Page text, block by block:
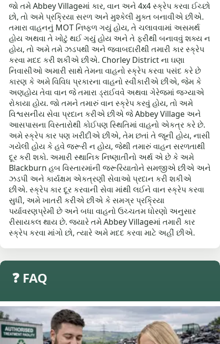
જો તમે Abbey Villageમાં કાર, વાન અને 4x4 સ્ક્રેપ કરવા ઈચ્છો
છો, તો અમે પ્રક્રિયા સરળ અને મુશ્કેલી મુક્ત બનાવીએ છીએ.
તમારા વાહનનું MOT નિષ્ફળ ગયું હોય, તે ચલાવવામાં અસમર્થ
હોય અથવા તે ખોટું થઈ ગયું હોય અને તે ફરીથી બનાવવું શક્ય ન
હોય, તો અમે તમે ઝડપથી અને જવાબદારીથી તમારી કાર સ્ક્રેપ
કરવા મદદ કરી શકીએ છીએ. Chorley District ના ઘણા
નિવાસીઓ અમારી સાથે તેમના વાહનો સ્ક્રેપ કરવા પસંદ કરે છે
કારણ કે અમે વિવિધ પ્રકારના વાહનો સ્વીકારીએ છીએ, જેમ કે
અણહોય તેવા વાન જે તમારા ડ્રાઈવવે અથવા ગેરેજમાં જગ્યાએ
રોકાયા હોય. જો તમને તમારું વાન સ્ક્રેપ કરવું હોય, તો અમે
વિશ્વસનીય સેવા પ્રદાન કરીએ છીએ જે Abbey Village અને
આસપાસના વિસ્તારોથી કોઈપણ સ્થિતિમાં વાહનો એકત્ર કરે છે.
અમે સ્ક્રેપ કાર પણ ખરીદીએ છીએ, તેમ છતાં તે જૂની હોય, નાસી
ગયેલી હોય કે હવે જરૂરી ન હોય, જેથી તમારું વાહન સરળતાથી
દૂર કરી શકો. અમારી સ્થાનિક નિષ્ણાતીનો અર્થ એ છે કે અમે
Blackburn હબ વિસ્તારમાંની જરૂરિયાતોને સમજીએ છીએ અને
ઝડપી અને કાર્યક્ષમ એકત્રણી સેવાઓ પ્રદાન કરી શકીએ
છીએ. સ્ક્રેપ કાર દૂર કરવાની સેવા માંથી લઈને વાન સ્ક્રેપ કરવા
સુધી, અમે ખાતરી કરીએ છીએ કે સમગ્ર પ્રક્રિયા
પર્યાવરણપ્રેમી છે અને બધા વાહનો ઉચ્ચતમ ધોરણો અનુસાર
રીસાયકલ થાય છે. જ્યારે તમે Abbey Villageમાં તમારી કાર
સ્ક્રેપ કરવા માંગો છો, ત્યારે અમે મદદ કરવા માટે અહીં છીએ.
❓ FAQ